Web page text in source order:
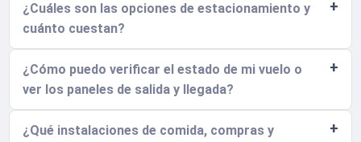
¿Cuáles son las opciones de estacionamiento y
cuánto cuestan?
¿Cómo puedo verificar el estado de mi vuelo o
ver los paneles de salida y llegada?
¿Qué instalaciones de comida, compras y